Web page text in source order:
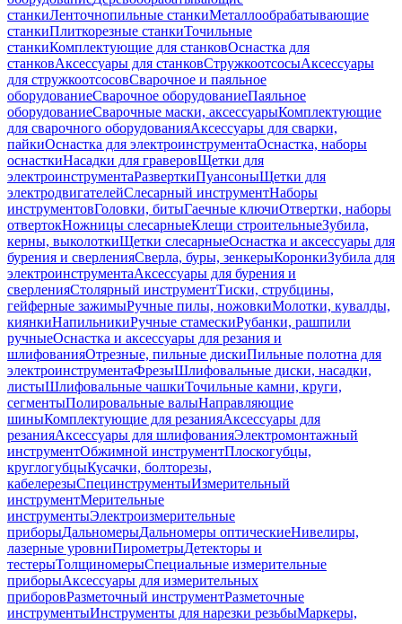
станкиЛенточнопильные станкиМеталлообрабатывающие
станкиПлиткорезные станкиТочильные
станкиКомплектующие для станковОснастка для
станковАксессуары для станковСтружкоотсосыАксессуары
для стружкоотсосовСварочное и паяльное
оборудованиеСварочное оборудованиеПаяльное
оборудованиеСварочные маски, аксессуарыКомплектующие
для сварочного оборудованияАксессуары для сварки,
пайкиОснастка для электроинструментаОснастка, наборы
оснасткиНасадки для граверовЩетки для
электроинструментаРазверткиПуансоныЩетки для
электродвигателейСлесарный инструментНаборы
инструментовГоловки, битыГаечные ключиОтвертки, наборы
отвертокНожницы слесарныеКлещи строительныеЗубила,
керны, выколоткиЩетки слесарныеОснастка и аксессуары для
бурения и сверленияСверла, буры, зенкерыКоронкиЗубила для
электроинструментаАксессуары для бурения и
сверленияСтолярный инструментТиски, струбцины,
гейферные зажимыРучные пилы, ножовкиМолотки, кувалды,
киянкиНапильникиРучные стамескиРубанки, рашпили
ручныеОснастка и аксессуары для резания и
шлифованияОтрезные, пильные дискиПильные полотна для
электроинструментаФрезыШлифовальные диски, насадки,
листыШлифовальные чашкиТочильные камни, круги,
сегментыПолировальные валыНаправляющие
шиныКомплектующие для резанияАксессуары для
резанияАксессуары для шлифованияЭлектромонтажный
инструментОбжимной инструментПлоскогубцы,
круглогубцыКусачки, болторезы,
кабелерезыСпецинструментыИзмерительный
инструментМерительные
инструментыЭлектроизмерительные
приборыДальномерыДальномеры оптическиеНивелиры,
лазерные уровниПирометрыДетекторы и
тестерыТолщиномерыСпециальные измерительные
приборыАксессуары для измерительных
приборовРазметочный инструментРазметочные
инструментыИнструменты для нарезки резьбыМаркеры,